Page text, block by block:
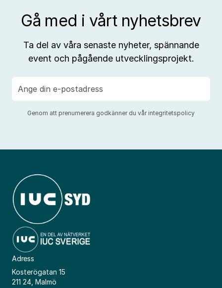
Gå med i vårt nyhetsbrev
Ta del av våra senaste nyheter, spännande
event och pågående utvecklingsprojekt.
post
Genom att prenumerera godkänner du vår integritetspolicy
Adress
Kosterögatan 15
211 24, Malmö